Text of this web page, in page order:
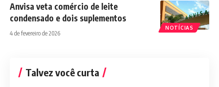
NOTÍCIAS
Anvisa veta comércio de leite
condensado e dois suplementos
4 de fevereiro de 2026
Talvez você curta